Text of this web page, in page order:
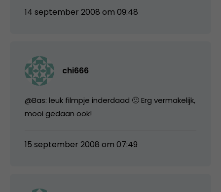
14 september 2008 om 09:48
chi666
@Bas: leuk filmpje inderdaad 🙂 Erg vermakelijk,
mooi gedaan ook!
15 september 2008 om 07:49